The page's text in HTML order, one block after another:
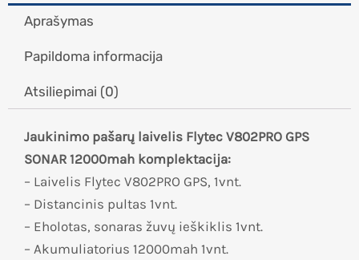
Aprašymas
Papildoma informacija
Atsiliepimai (0)
Jaukinimo pašarų laivelis Flytec V802PRO GPS
SONAR 12000mah komplektacija:
– Laivelis Flytec V802PRO GPS, 1vnt.
– Distancinis pultas 1vnt.
– Eholotas, sonaras žuvų ieškiklis 1vnt.
– Akumuliatorius 12000mah 1vnt.